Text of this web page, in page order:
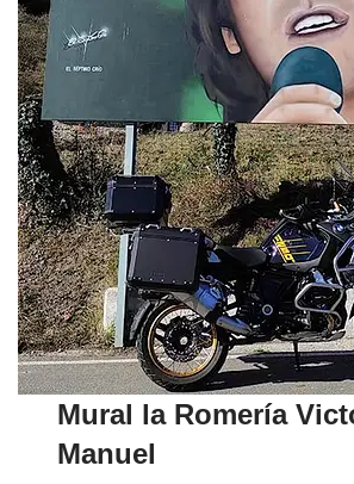
Mural la Romería
Manuel